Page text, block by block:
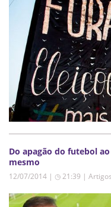
Do apagão do futebol
mesmo
12/07/2014 | ◷ 21:39 |